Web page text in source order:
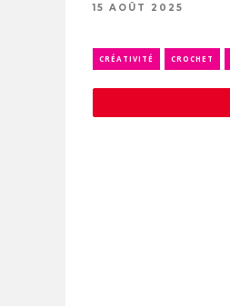
15 AOÛT 2025
CRÉATIVITÉ CROCHET